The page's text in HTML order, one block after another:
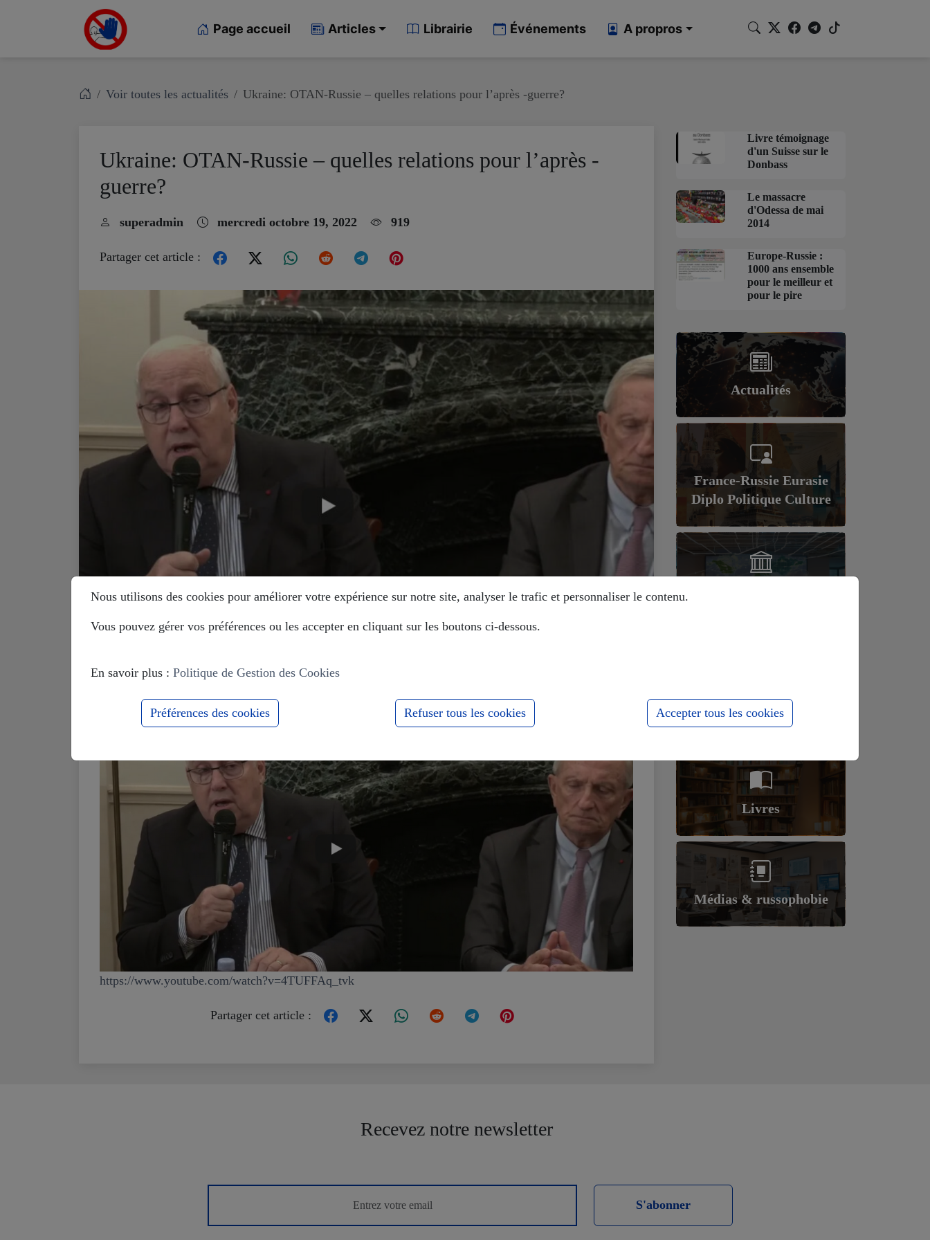
Page accueil Articles Librairie Événements A propros
Voir toutes les actualités Ukraine: OTAN-Russie – quelles relations pour l’après -guerre?
Ukraine: OTAN-Russie – quelles relations pour l’après -
guerre?
superadmin mercredi octobre 19, 2022 919
Partager cet article :
https://www.youtube.com/watch?v=4TUFFAq_tvk
Partager cet article :
Livre témoignage
d'un Suisse sur le
Donbass
Le massacre
d'Odessa de mai
2014
Europe-Russie :
1000 ans ensemble
pour le meilleur et
pour le pire
Actualités
France-Russie Eurasie
Diplo Politique Culture
Histoire &
révisionnisme
Livres
Médias & russophobie
Recevez notre newsletter
S'abonner
Nous utilisons des cookies pour améliorer votre expérience sur notre site, analyser le trafic et personnaliser le contenu.
Vous pouvez gérer vos préférences ou les accepter en cliquant sur les boutons ci-dessous.
En savoir plus : Politique de Gestion des Cookies
Préférences des cookies Refuser tous les cookies Accepter tous les cookies